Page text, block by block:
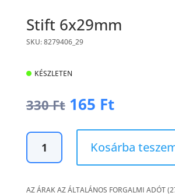
Stift 6x29mm
SKU: 8279406_29
KÉSZLETEN
330Ft Original
price
was:
330 Ft.
165 FtCurrent
price
is:
165 Ft.
Stift
6x29mm
mennyiség
Kosárba
AZ ÁRAK AZ ÁLTALÁNOS FORGALMI ADÓT